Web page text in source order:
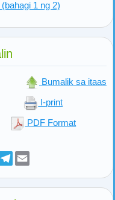
1 ng 2)
Bumalik sa itaas
I-print
PDF Format
Telegram